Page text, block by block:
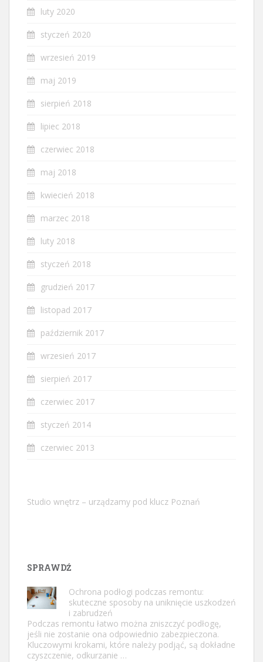
luty 2020
styczeń 2020
wrzesień 2019
maj 2019
sierpień 2018
lipiec 2018
czerwiec 2018
maj 2018
kwiecień 2018
marzec 2018
luty 2018
styczeń 2018
grudzień 2017
listopad 2017
październik 2017
wrzesień 2017
sierpień 2017
czerwiec 2017
styczeń 2014
czerwiec 2013
Studio wnętrz – urządzamy pod klucz Poznań
SPRAWDŹ
Ochrona podłogi podczas remontu:
skuteczne sposoby na uniknięcie uszkodzeń
i zabrudzeń
Podczas remontu łatwo można zniszczyć podłogę,
jeśli nie zostanie ona odpowiednio zabezpieczona.
Kluczowymi krokami, które należy podjąć, są dokładne
czyszczenie, odkurzanie …